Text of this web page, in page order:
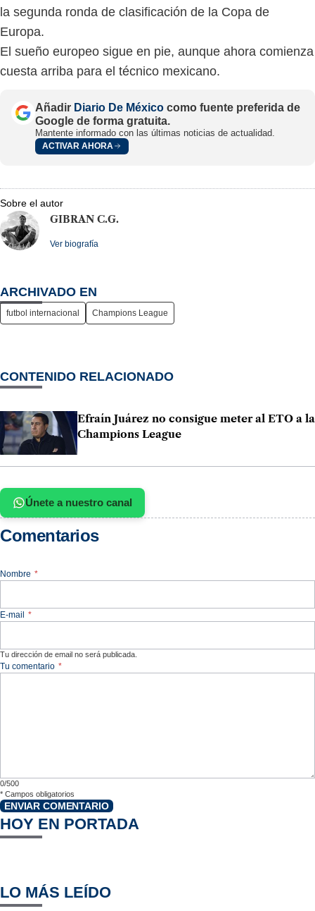
la segunda ronda de clasificación de la Copa de
Europa.
El sueño europeo sigue en pie, aunque ahora comienza
cuesta arriba para el técnico mexicano.
Añadir Diario De México como fuente preferida de
Google de forma gratuita.
Mantente informado con las últimas noticias de actualidad.
ACTIVAR AHORA
Sobre el autor
GIBRAN C.G.
Ver biografía
ARCHIVADO EN
futbol internacional Champions League
CONTENIDO RELACIONADO
Efraín Juárez no consigue meter al ETO a la
Champions League
Únete a nuestro canal
Comentarios
Nombre *
E-mail *
Tu dirección de email no será publicada.
Tu comentario *
0/500
* Campos obligatorios
ENVIAR COMENTARIO
HOY EN PORTADA
LO MÁS LEÍDO